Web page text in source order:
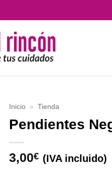
Inicio » Tienda
Pendientes
3,00€ (IVA incluido)